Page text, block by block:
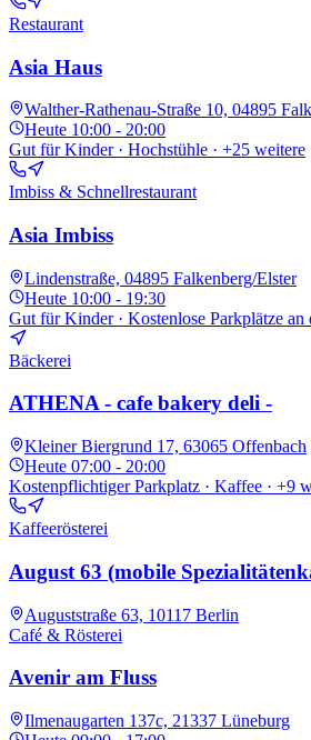
Restaurant
Asia Haus
Walther-Rathenau-Straße 10, 04895
Heute 10:00 - 20:00
Gut für Kinder · Hochstühle · +25 weitere
Imbiss & Schnellrestaurant
Asia Imbiss
Lindenstraße, 04895 Falkenberg/Elster
Heute 10:00 - 19:30
Gut für Kinder · Kostenlose Parkplätze an
Bäckerei
ATHENA - cafe bakery deli -
Kleiner Biergrund 17, 63065 Offenbach
Heute 07:00 - 20:00
Kostenpflichtiger Parkplatz · Kaffee · +9
Kaffeerösterei
August 63 (mobile
Auguststraße 63, 10117 Berlin
Café & Rösterei
Avenir am Fluss
Ilmenaugarten 137c, 21337 Lüneburg